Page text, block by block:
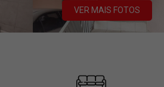
VER MAIS FOTOS